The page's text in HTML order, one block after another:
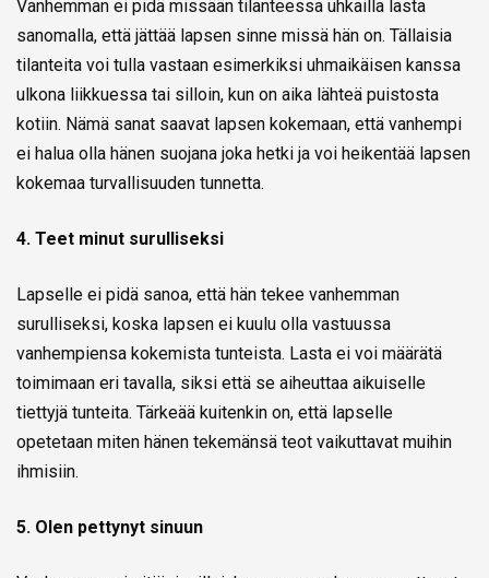
Vanhemman ei pidä missään tilanteessa uhkailla lasta
sanomalla, että jättää lapsen sinne missä hän on. Tällaisia
tilanteita voi tulla vastaan esimerkiksi uhmaikäisen kanssa
ulkona liikkuessa tai silloin, kun on aika lähteä puistosta
kotiin. Nämä sanat saavat lapsen kokemaan, että vanhempi
ei halua olla hänen suojana joka hetki ja voi heikentää lapsen
kokemaa turvallisuuden tunnetta.
4. Teet minut surulliseksi
Lapselle ei pidä sanoa, että hän tekee vanhemman
surulliseksi, koska lapsen ei kuulu olla vastuussa
vanhempiensa kokemista tunteista. Lasta ei voi määrätä
toimimaan eri tavalla, siksi että se aiheuttaa aikuiselle
tiettyjä tunteita. Tärkeää kuitenkin on, että lapselle
opetetaan miten hänen tekemänsä teot vaikuttavat muihin
ihmisiin.
5. Olen pettynyt sinuun